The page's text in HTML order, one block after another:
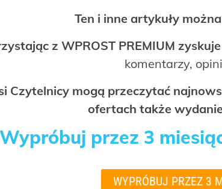
Ten i inne artykuły
z WPROST PREMIUM
komentarzy,
Czytelnicy mogą przeczytać
ofertach także
Wypróbuj przez 3
WYPRÓBUJ PRZEZ 3